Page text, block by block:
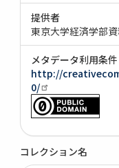
提供者
東京大学経済学部
メタデータ利用条件
http://
0/
コレクション名